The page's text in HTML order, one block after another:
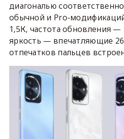
диагональю
обычной и Pro-
1,5К, частота обновления —
яркость — впечатляющие
отпечатков пальцев